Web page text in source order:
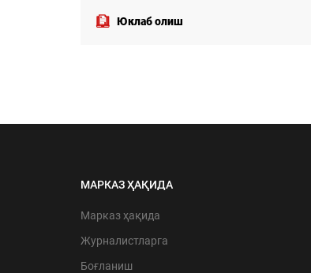
Юклаб олиш
МАРКАЗ ҲАҚИДА
Марказ ҳақида
Журналистларга
Боғланиш